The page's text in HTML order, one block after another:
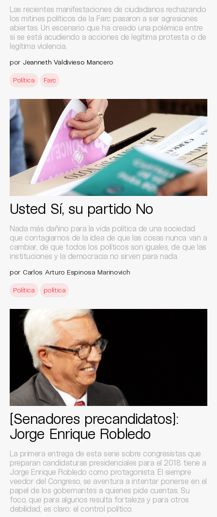
Las recientes manifestaciones de ciudadanos rechazando
los mitines políticos de la Farc pasaron a ser agresiones
abiertas. Un escenario que ha creado una polémica entre
si se está acudiendo a acciones de legítima protesta o de
legítima violencia.
por Jeanneth Valdivieso Mancero
Política Farc
Usted Sí, su partido No
Nada más dañino para la vida política de una sociedad
que contagiarnos de la idea de que las cosas nunca van a
cambiar, de que todos los políticos son iguales, de que las
instituciones y la democracia no sirven para nada.
por Carlos Arturo Espinosa Marinovich
Política política
[Senadores precandidatos]:
Jorge Enrique Robledo
La primera entrega de esta serie sobre congresistas que
preparan candidaturas presidenciales para el 2018 tiene a
Jorge Enrique Robledo como protagonista. El siempre
veedor del Congreso, se aventura a intentar ponerse en el
papel de los gobernantes a quienes pide cuentas. Su
foco, que para algunos resulta fortaleza y para otros
debilidad, es claro: el control político.